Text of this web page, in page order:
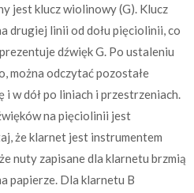
jest klucz wiolinowy (G). Klucz
drugiej linii od dołu pięciolinii, co
dźwięk G. Po ustaleniu
można odczytać pozostałe
i w dół po liniach i przestrzeniach.
na pięciolinii jest
że klarnet jest instrumentem
nuty zapisane dla klarnetu brzmią
papierze. Dla klarnetu B